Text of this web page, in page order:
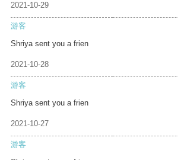
2021-10-29
游客
Shriya sent you a frien
2021-10-28
游客
Shriya sent you a frien
2021-10-27
游客